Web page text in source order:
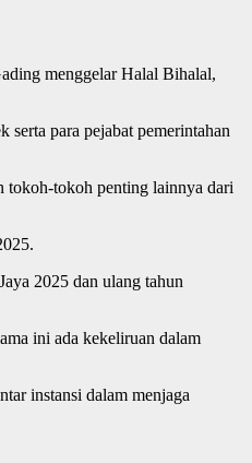
menggelar Halal Bihalal,
para pejabat pemerintahan
tokoh-tokoh penting lainnya dari
2025 dan ulang tahun
ini ada kekeliruan dalam
instansi dalam menjaga